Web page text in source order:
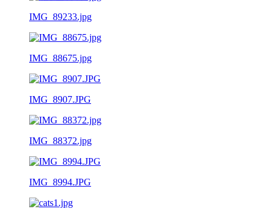
IMG_89233.jpg
IMG_88675.jpg
IMG_8907.JPG
IMG_88372.jpg
IMG_8994.JPG